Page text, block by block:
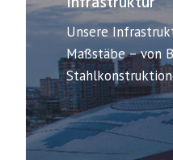
Unsere
Maßstäbe – von